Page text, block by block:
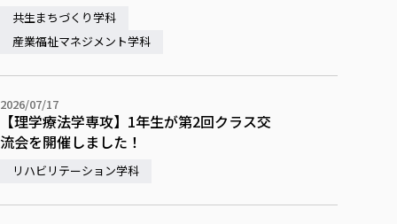
共生まちづくり学科
産業福祉マネジメント学科
2026/07/17
【理学療法学専攻】1年生が第2回クラス交
流会を開催しました！
リハビリテーション学科